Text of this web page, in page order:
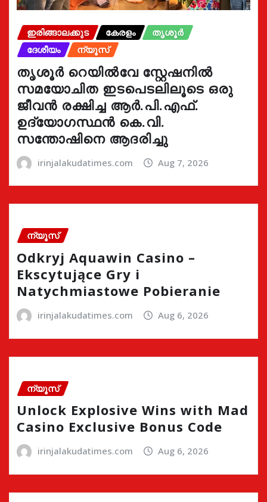
ഇരിങ്ങാലക്കുട കേരളം
തൃശൂർ
ദേശീയം
ന്യൂസ്
തൃശൂർ റെയിൽവേ സ്റ്റേഷനിൽ
സമയോചിത ഇടപെടലിലൂടെ ഒരു
ജീവൻ രക്ഷിച്ച ആർ.പി.എഫ്.
ഉദ്യോഗസ്ഥൻ കെ.വി.
സന്തോഷിനെ ആദരിച്ചു
irinjalakudatimes.com Aug 7, 2026
ന്യൂസ്
Odkryj Aquawin Casino –
Ekscytujące Gry i
Natychmiastowe Pobieranie
irinjalakudatimes.com Aug 6, 2026
ന്യൂസ്
Unlock Explosive Wins with Mad
Casino Exclusive Bonus Code
irinjalakudatimes.com Aug 6, 2026